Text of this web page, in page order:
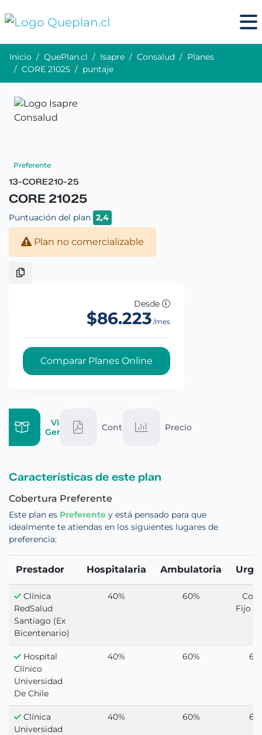
Inicio QuePlan.cl Isapre Consalud
Planes
CORE 21025
puntaje
Preferente
13-CORE210-25
CORE 21025
Puntuación del plan 2,4
Plan no comercializable
Desde
$86.223 /mes
Comparar Planes Online
Vista
General
Contrato Precio
Características de este plan
Cobertura Preferente
Este plan es Preferente y está pensado para que
idealmente te atiendas en los siguientes lugares de
preferencia:
Prestador Hospitalaria Ambulatoria
Clínica
RedSalud
Santiago (Ex
Bicentenario)
40% 60%
Fijo
Hospital
Clínico
Universidad
De Chile
40% 60%
Clínica
Universidad
40% 60%